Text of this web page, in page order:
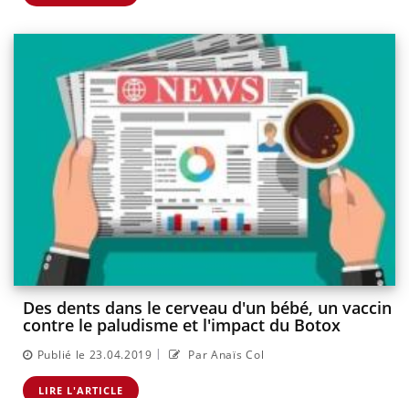
Des dents dans le cerveau d'un bébé, un vaccin
contre le paludisme et l'impact du Botox
Publié le 23.04.2019 | Par Anaïs Col
LIRE L'ARTICLE